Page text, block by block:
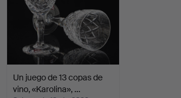
Un juego de 13 copas de
vino, «Karolina», …